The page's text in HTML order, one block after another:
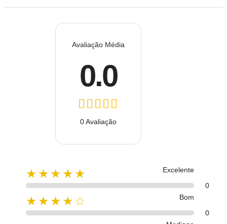
Avaliação Média
0.0
0 Avaliação
★★★★★
Excelente
0
★★★★☆
Bom
0